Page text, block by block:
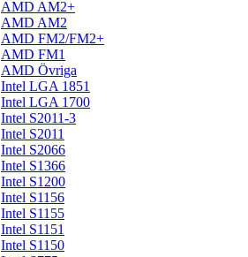
AMD AM2+
AMD AM2
AMD FM2/FM2+
AMD FM1
AMD Övriga
Intel LGA 1851
Intel LGA 1700
Intel S2011-3
Intel S2011
Intel S2066
Intel S1366
Intel S1200
Intel S1156
Intel S1155
Intel S1151
Intel S1150